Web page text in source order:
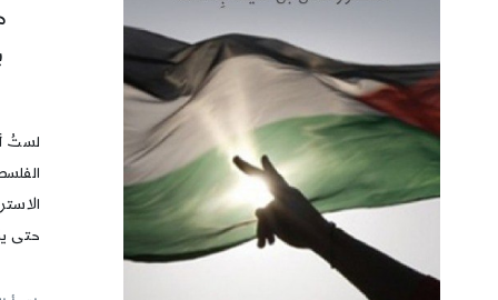
لستُ
حتى